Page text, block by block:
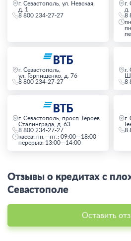
г. Севастополь, ул. Невская,
д. 1
8 800 234-27-27
г.
д.
8
г. Севастополь,
ул. Горпищенко, д. 76
8 800 234-27-27
г.
8
г. Севастополь, просп. Героев
Сталинграда, д. 63
8 800 234-27-27
касса: пн.—пт.: 09:00—18:00
перерыв: 13:00—14:00
г.
8
Отзывы о кредитах с
Севастополе
Оставить